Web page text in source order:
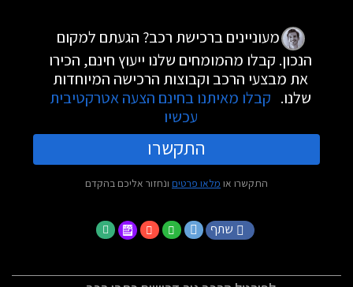
מעוניינים ברכישת רכב? הגעתם למקום
הנכון. קבלו מהמומחים שלנו ייעוץ חינם, הכירו
את מבצעי הרכב וקבוצות הרכישה המיוחדות
שלנו. קבלו מאיתנו בחינם הצעה אטרקטיבית
עכשיו
התקשרו
התקשרו או מלאו פרטים ונחזור אליכם בהקדם
שתף